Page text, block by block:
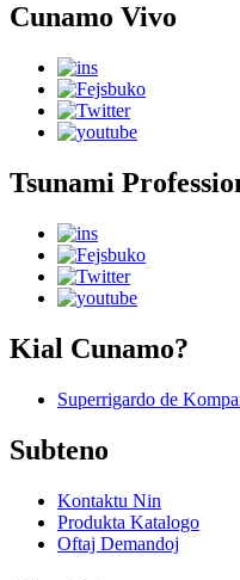
Cunamo Vivo
Tsunami
Kial Cunamo?
Superrigardo de
Subteno
Kontaktu Nin
Produkta Katalogo
Oftaj Demandoj